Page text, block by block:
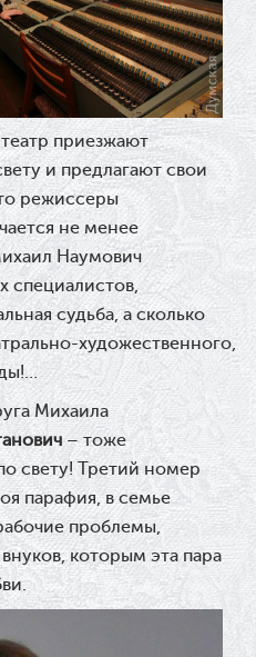
приезжают
и предлагают свои
режиссеры
не менее
Наумович
специалистов,
судьба, а сколько
художественного,
Михаила
– тоже
свету! Третий номер
парафия, в семье
проблемы,
которым эта пара